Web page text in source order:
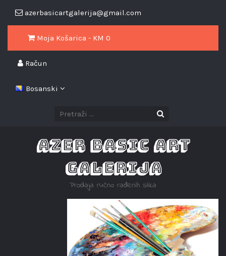
azerbasicartgalerija@gmail.com
Moja Košarica - KM 0
Račun
Bosanski
AZER BASIC ART
GALERIJA
Prodaja ručno rađenih slika